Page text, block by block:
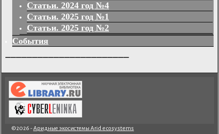
Статьи. 2024 год №4
Статьи. 2025 год №1
Статьи. 2025 год №2
События
©2026 -Аридные экосистемы Arid ecosystems